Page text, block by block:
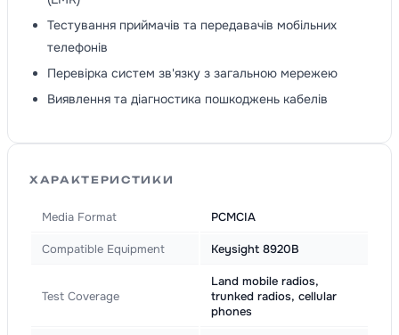
Тестування приймачів та передавачів мобільних
телефонів
Перевірка систем зв'язку з загальною мережею
Виявлення та діагностика пошкоджень кабелів
ХАРАКТЕРИСТИКИ
Media Format PCMCIA
Compatible Equipment Keysight 8920B
Test Coverage
Land mobile radios,
trunked radios, cellular
phones